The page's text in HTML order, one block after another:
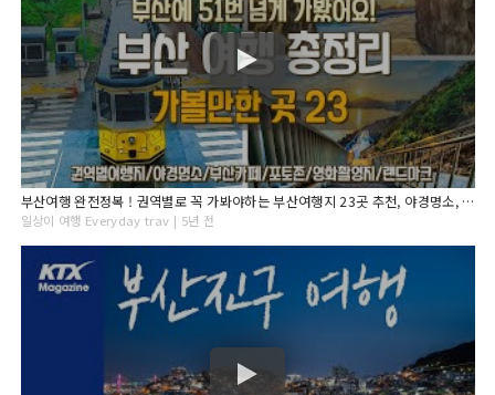
부산여행 완전정복 ! 권역별로 꼭 가봐야하는 부산여행지 23곳 추천, 야경명소, 부산카페, 부산포토존, 부산숙소추천, 여행지 가는법과 꿀팁! Busan Travel
일상이 여행 Everyday trav | 5년 전